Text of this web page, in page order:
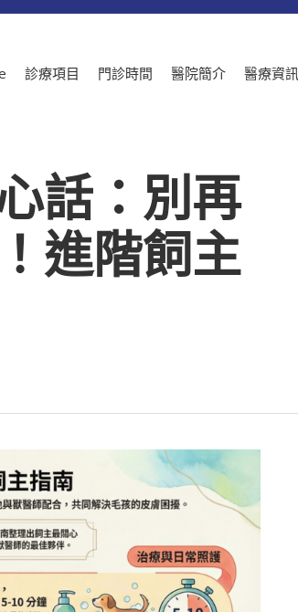
診療項目 門診時間 醫院簡介 醫療資訊
話：別再
進階飼主